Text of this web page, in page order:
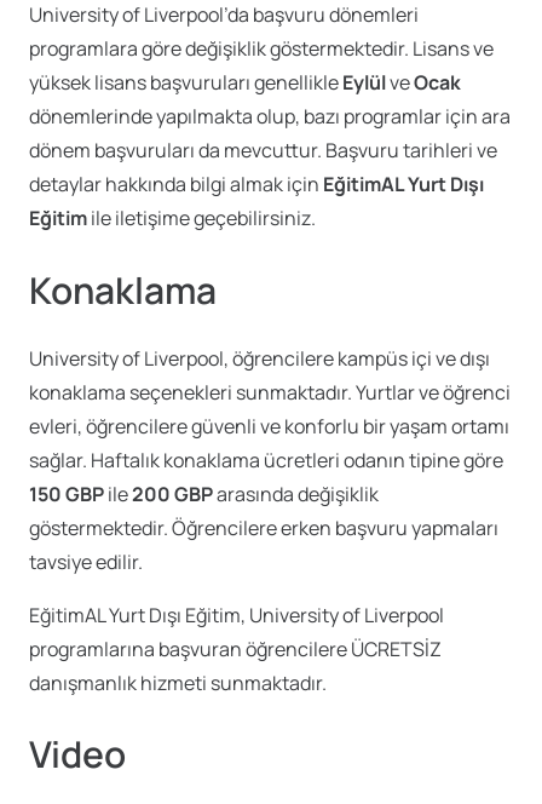
University of Liverpool’da başvuru dönemleri
programlara göre değişiklik göstermektedir. Lisans ve
yüksek lisans başvuruları genellikleEylülveOcak
dönemlerinde yapılmakta olup, bazı programlar için ara
dönem başvuruları da mevcuttur. Başvuru tarihleri ve
detaylar hakkında bilgi almak için EğitimAL Yurt Dışı
Eğitimile iletişime geçebilirsiniz.
Konaklama
University of Liverpool, öğrencilere kampüs içi ve dışı
konaklama seçenekleri sunmaktadır. Yurtlar ve öğrenci
evleri, öğrencilere güvenli ve konforlu bir yaşam ortamı
sağlar. Haftalık konaklama ücretleri odanın tipine göre
150 GBPile200 GBParasında değişiklik
göstermektedir. Öğrencilere erken başvuru yapmaları
tavsiye edilir.
EğitimAL Yurt Dışı Eğitim, University of Liverpool
programlarına başvuran öğrencilere ÜCRETSİZ
danışmanlık hizmeti sunmaktadır.
Video